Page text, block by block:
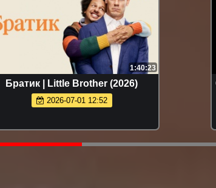
1:40:23
Братик | Little Brother (2026)
2026-07-01 12:52